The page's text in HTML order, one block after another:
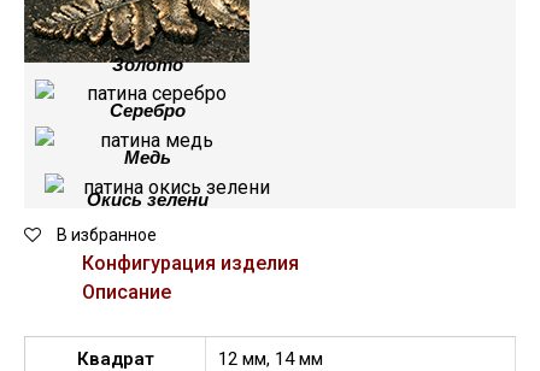
Золото
Серебро
Медь
Окись зелени
В избранное
Конфигурация изделия
Описание
Квадрат
12 мм, 14 мм